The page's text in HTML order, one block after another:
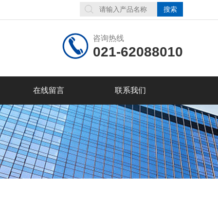
咨询热线
021-62088010
在线留言 联系我们